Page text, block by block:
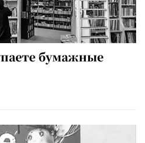
бумажные